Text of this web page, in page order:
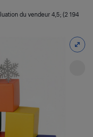
du vendeur 4,5; (2 194